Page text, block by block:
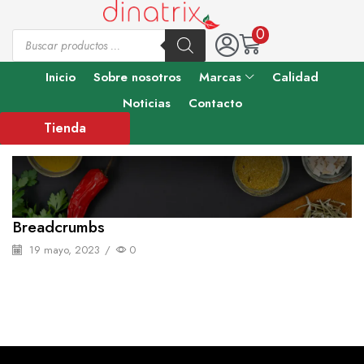
0
Inicio Sobre nosotros Marcas
Calidad
Noticias
Contacto
Tienda
Breadcrumbs
19 mayo, 2023 / 0